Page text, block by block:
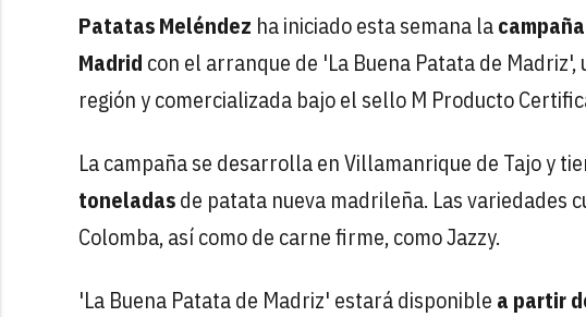
Patatas Meléndez ha iniciado esta semana la
Madrid con el arranque de 'La Buena Patata de
región y comercializada bajo el sello M Producto
La campaña se desarrolla en Villamanrique de Tajo y
toneladasde patata nueva madrileña. Las variedades
Colomba, así como de carne firme, como Jazzy.
'La Buena Patata de Madriz' estará disponible a partir